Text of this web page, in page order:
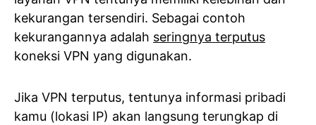
kekurangan tersendiri. Sebagai contoh
kekurangannya adalah seringnya terputus
koneksi VPN yang digunakan.
Jika VPN terputus, tentunya informasi pribadi
kamu (lokasi IP) akan langsung terungkap di